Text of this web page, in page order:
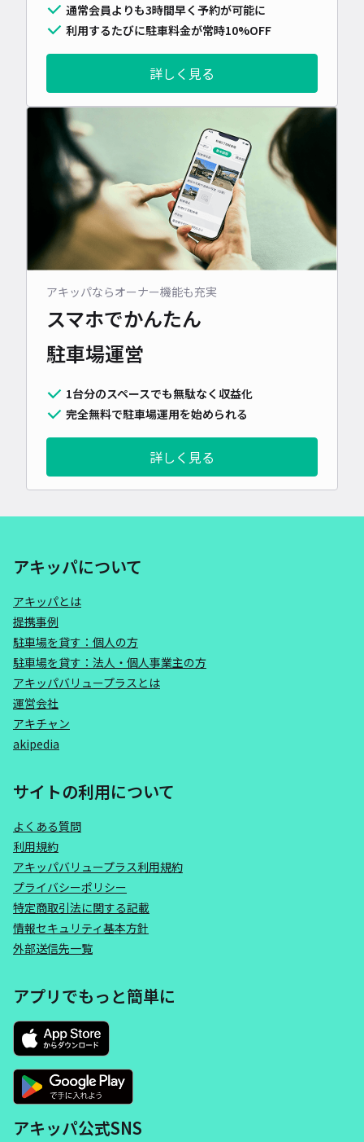
通常会員よりも3時間早く予約が可能に
利用するたびに駐車料金が常時10%OFF
詳しく見る
アキッパならオーナー機能も充実
スマホでかんたん
駐車場運営
1台分のスペースでも無駄なく収益化
完全無料で駐車場運用を始められる
詳しく見る
アキッパについて
アキッパとは
提携事例
駐車場を貸す：個人の方
駐車場を貸す：法人・個人事業主の方
アキッパバリュープラスとは
運営会社
アキチャン
akipedia
サイトの利用について
よくある質問
利用規約
アキッパバリュープラス利用規約
プライバシーポリシー
特定商取引法に関する記載
情報セキュリティ基本方針
外部送信先一覧
アプリでもっと簡単に
アキッパ公式SNS